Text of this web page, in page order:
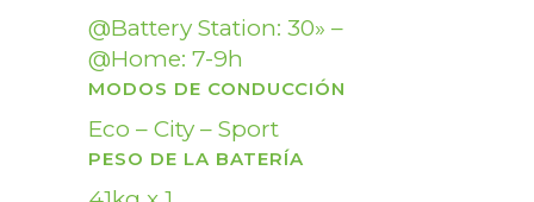
@Battery Station: 30» –
@Home: 7-9h
MODOS DE CONDUCCIÓN
Eco – City – Sport
PESO DE LA BATERÍA